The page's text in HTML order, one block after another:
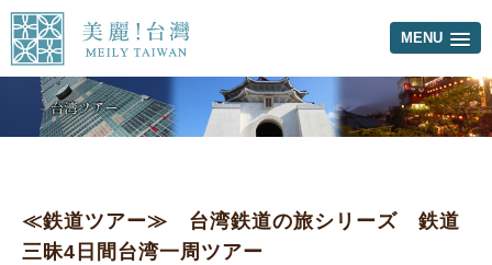
MENU
≪鉄道ツアー≫ 台湾鉄道の旅シリーズ 鉄道
三昧4日間台湾一周ツアー